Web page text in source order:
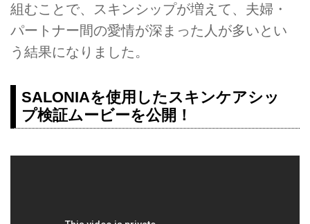
組むことで、スキンシップが増えて、夫婦・
パートナー間の愛情が深まった人が多いとい
う結果になりました。
SALONIAを使用したスキンケアシッ
プ検証ムービーを公開！